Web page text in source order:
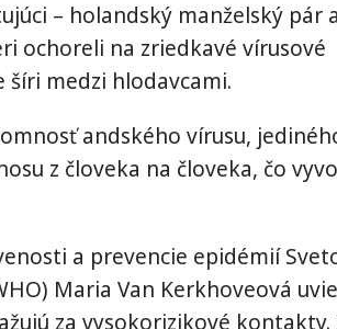
– holandský manželský pár a
ochoreli na zriedkavé vírusové
šíri medzi hlodavcami.
andského vírusu,
z človeka na človeka, čo
a prevencie epidémií
Maria Van Kerkhoveová
za vysokorizikové kontakty.